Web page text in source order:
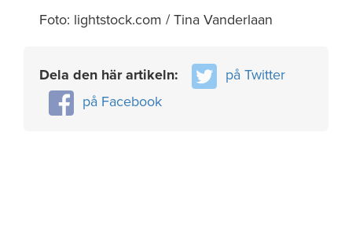
Foto: lightstock.com / Tina Vanderlaan
Dela den här artikeln:
på Twitter
på Facebook